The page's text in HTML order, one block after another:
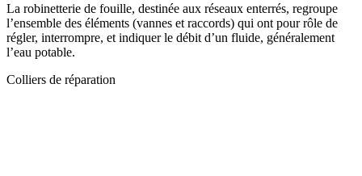
La robinetterie de fouille, destinée aux réseaux enterrés, regroupe
l’ensemble des éléments (vannes et raccords) qui ont pour rôle de
régler, interrompre, et indiquer le débit d’un fluide, généralement
l’eau potable.
Colliers de réparation